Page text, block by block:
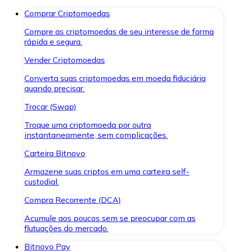
Comprar Criptomoedas
Compre as criptomoedas de seu interesse de forma
rápida e segura.
Vender Criptomoedas
Converta suas criptomoedas em moeda fiduciária
quando precisar.
Trocar (Swap)
Troque uma criptomoeda por outra
instantaneamente, sem complicações.
Carteira Bitnovo
Armazene suas criptos em uma carteira self-
custodial.
Compra Recorrente (DCA)
Acumule aos poucos sem se preocupar com as
flutuações do mercado.
Bitnovo Pay